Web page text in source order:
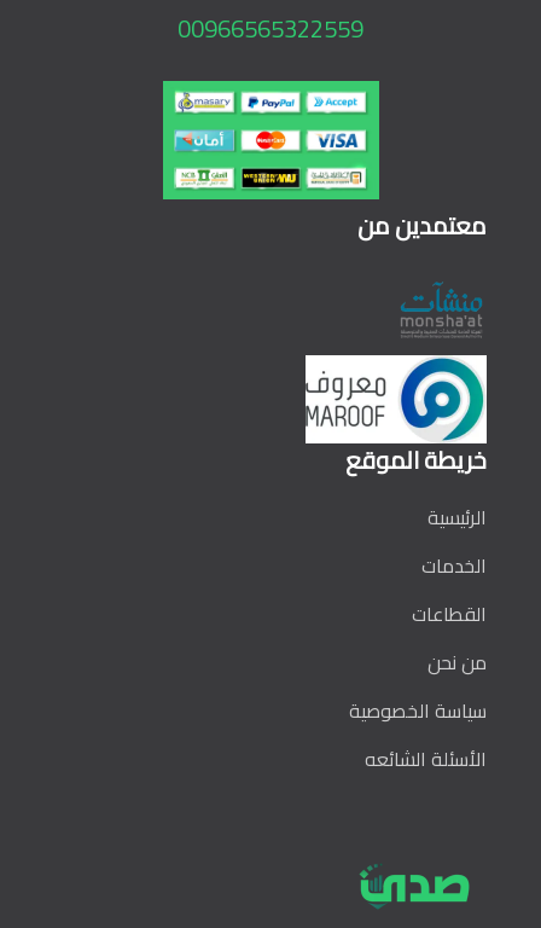
00966565322559
معتمدين من
خريطة الموقع
الرئيسية
الخدمات
القطاعات
من نحن
سياسة الخصوصية
الأسئلة الشائعه